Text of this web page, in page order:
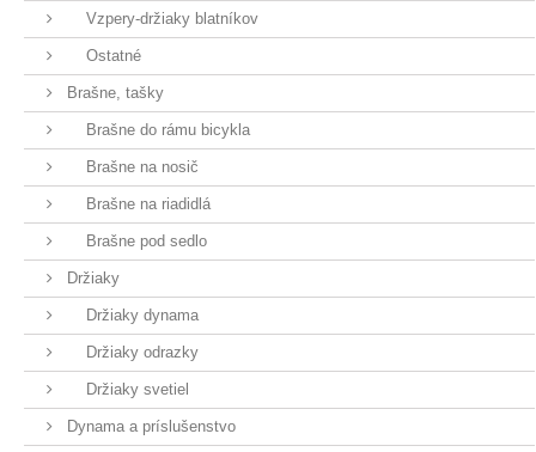
Vzpery-držiaky blatníkov
Ostatné
Brašne, tašky
Brašne do rámu bicykla
Brašne na nosič
Brašne na riadidlá
Brašne pod sedlo
Držiaky
Držiaky dynama
Držiaky odrazky
Držiaky svetiel
Dynama a príslušenstvo